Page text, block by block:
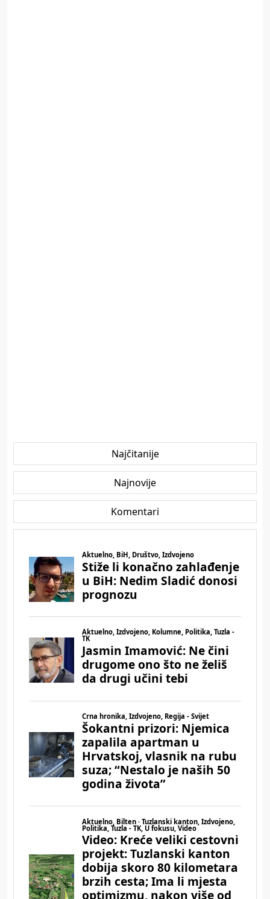
Najčitanije
Najnovije
Komentari